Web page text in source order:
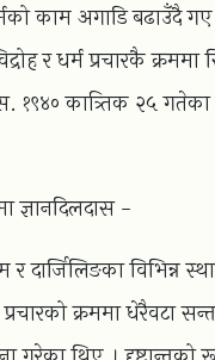
काम अगाडि बढाउँदै
र धर्म प्रचारकै
१९४० कात्र्तिक २५
ज्ञानदिलदास -
दार्जिलिङका विभिन्न
क्रममा धेरैवटा